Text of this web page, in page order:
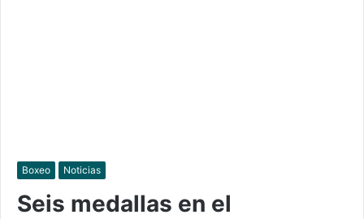
Boxeo Noticias
Seis medallas en el